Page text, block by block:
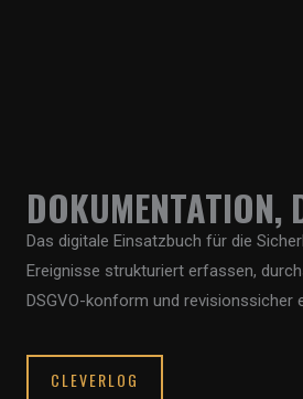
DOKUMENTATION,
Das digitale Einsatzbuch für die
Ereignisse strukturiert erfassen,
DSGVO-konform und revisionssicher
CLEVERLOG